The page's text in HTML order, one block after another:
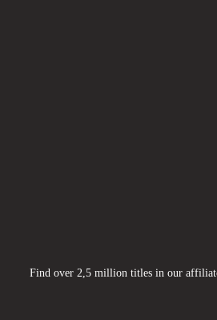
Find over 2,5 million titles in our